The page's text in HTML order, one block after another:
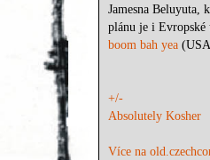
Jamesna Beluyuta,
plánu je i Evropské
boom bah yea
+/-
Absolutely Kosher
Více na